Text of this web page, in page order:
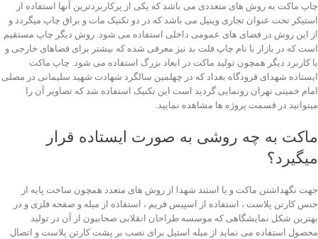
چاپ ماکت به روش های متعددی می باشد که یکی از پرکاربردترین آنها استفاده از
استیکر تحت عنوان تجاری وینیل می باشد که در دو تکنیک مات و براق چاپ میگردد و
از این روش در فضای های عمومی داخلی استفاده می شود. روش دیگر چاپ مستقیم
است که در بازار با نام چاپ فلت بد نیز معرفی شده که بیشتر برای فضاهای خارجی و
یا کاربرد دیگر همچون تولید ماکت در ابعاد بزرگ استفاده می شود. چاپ ماکت
ایستاده شهدای فرودگاه بغداد که در چهلمین سالگرد شهادت شهید سلیمانی در مصلی
امام خمینی تهران رونمایی گردید است این تکنیک استفاده شد که تصاویر آن را
میتوانید در قسمت پروژه ها مشاهده نمایید.
ماکت به چه روشی به صورت ایستاده قرار
میگیرد؟
جهت نگهداشتن ماکت و یا استند شهدا از روش های متعدد همچون ساخت پایه از
جنس کارتن پلاست ، استفاده از اسپیس فریم ، استفاده از میله و صفحه فلزی و در
بهترین شکل نمایشگاهی که موسسه طراحان انقلابی صحابیون از آن در تولید
محصول استفاده می نماید از میله استیل برای نصب بر پشت کارتن پلاست و اتصال